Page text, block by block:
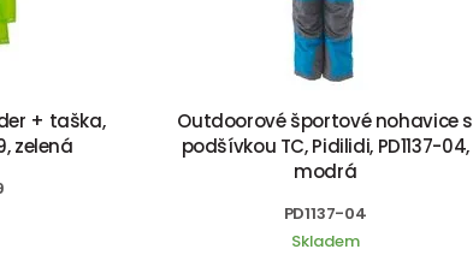
+ taška,
zelená
Outdoorové športové nohavice s
podšívkou TC, Pidilidi, PD1137-04,
modrá
PD1137-04
Skladem